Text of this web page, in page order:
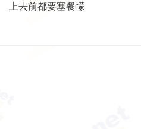
上去前都要塞餐懞